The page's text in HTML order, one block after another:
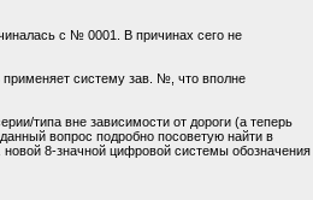
с № 0001. В причинах сего не
применяет систему зав. №, что вполне
типа вне зависимости от дороги (а теперь
вопрос подробно посоветую найти в
8-значной цифровой системы обозначения